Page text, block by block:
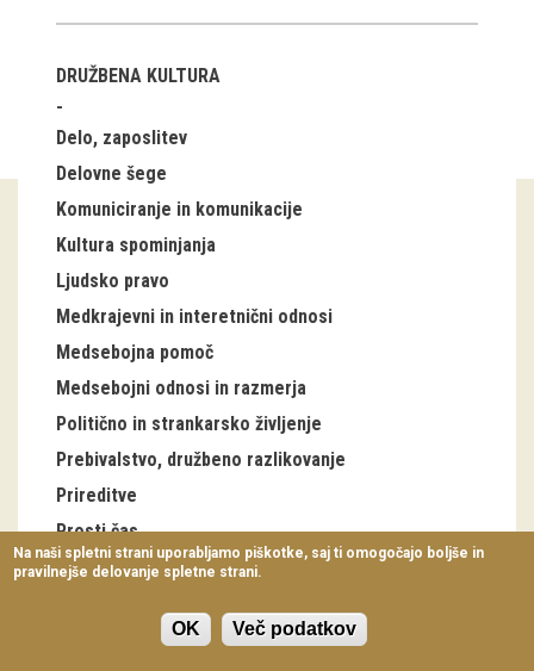
Občasne razstave
Gostovanja
E-razstave
Virtualni sprehodi
Razstavni projekti
Napovednik
Arhiv razstav
Koledar dogodkov
Prireditve
Predavanja
Delavnice
Vodeni ogledi
DRUŽBENA KULTURA
Delo, zaposlitev
Delovne šege
Komuniciranje in komunikacije
Kultura spominjanja
Ljudsko pravo
Medkrajevni in interetnični odnosi
Medsebojna pomoč
Medsebojni odnosi in razmerja
Politično in strankarsko življenje
Prebivalstvo, družbeno razlikovanje
Prireditve
Prosti čas
Šege letnega kroga
Na naši spletni strani uporabljamo piškotke, saj ti omogočajo boljše in
pravilnejše delovanje spletne strani.
OK Več podatkov